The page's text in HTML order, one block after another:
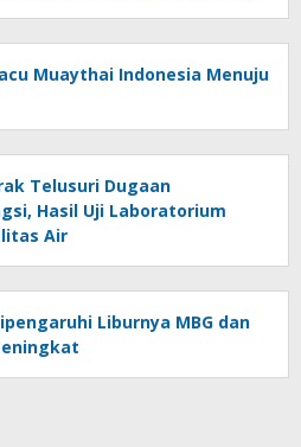
Muaythai Indonesia Menuju
Telusuri Dugaan
Hasil Uji Laboratorium
Air
Liburnya MBG dan